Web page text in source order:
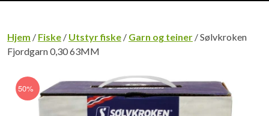
Hjem / Fiske / Utstyr fiske / Garn og teiner / Sølvkroken
Fjordgarn 0,30 63MM
50%